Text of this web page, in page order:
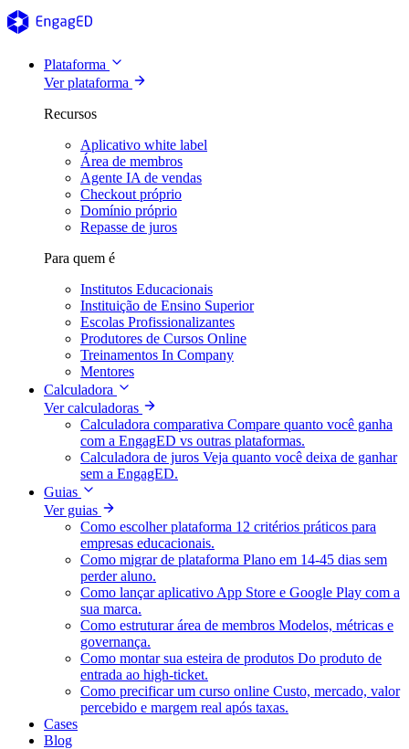
Plataforma
Ver plataforma
Recursos
Aplicativo white label
Área de membros
Agente IA de vendas
Checkout próprio
Domínio próprio
Repasse de juros
Para quem é
Institutos Educacionais
Instituição de Ensino Superior
Escolas Profissionalizantes
Produtores de Cursos Online
Treinamentos In Company
Mentores
Calculadora
Ver calculadoras
Calculadora comparativa Compare quanto você ganha
com a EngagED vs outras plataformas.
Calculadora de juros Veja quanto você deixa de ganhar
sem a EngagED.
Guias
Ver guias
Como escolher plataforma 12 critérios práticos para
empresas educacionais.
Como migrar de plataforma Plano em 14-45 dias sem
perder aluno.
Como lançar aplicativo App Store e Google Play com a
sua marca.
Como estruturar área de membros Modelos, métricas e
governança.
Como montar sua esteira de produtos Do produto de
entrada ao high-ticket.
Como precificar um curso online Custo, mercado, valor
percebido e margem real após taxas.
Cases
Blog